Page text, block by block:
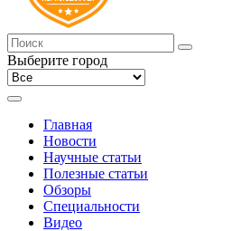
Выберите город
Главная
Новости
Научные статьи
Полезные статьи
Обзоры
Специальности
Видео